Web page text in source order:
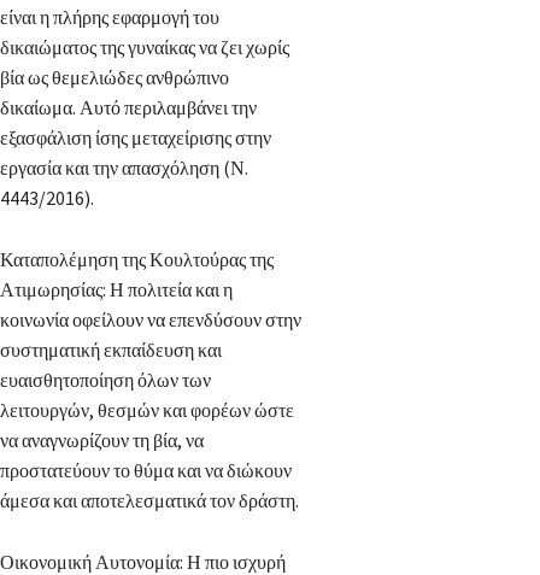
είναι η πλήρης εφαρμογή του
δικαιώματος της γυναίκας να ζει χωρίς
βία ως θεμελιώδες ανθρώπινο
δικαίωμα. Αυτό περιλαμβάνει την
εξασφάλιση ίσης μεταχείρισης στην
εργασία και την απασχόληση (Ν.
4443/2016).
Καταπολέμηση της Κουλτούρας της
Ατιμωρησίας: Η πολιτεία και η
κοινωνία οφείλουν να επενδύσουν στην
συστηματική εκπαίδευση και
ευαισθητοποίηση όλων των
λειτουργών, θεσμών και φορέων ώστε
να αναγνωρίζουν τη βία, να
προστατεύουν το θύμα και να διώκουν
άμεσα και αποτελεσματικά τον δράστη.
Οικονομική Αυτονομία: Η πιο ισχυρή